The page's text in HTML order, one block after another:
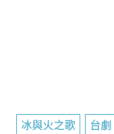
冰與火之歌 台劇